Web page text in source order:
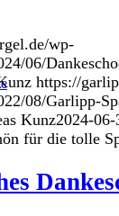
wp-
06/
https://
08/Garlipp-
Kunz2024-
für die tolle